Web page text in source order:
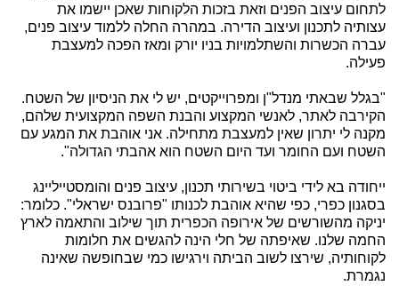
לתחום עיצוב הפנים וזאת בזכות הלקוחות שאכן יישמו את
עצותיה לתכנון ועיצוב הדירה. במהרה החלה ללמוד עיצוב פנים,
עברה הכשרות והשתלמויות בניו יורק ומאז הפכה למעצבת
פעילה.
"בגלל שבאתי מנדל"ן ומפרוייקטים, יש לי את הניסיון של השטח.
הקירבה לאתר, לאנשי המקצוע והבנת השפה המקצועית שלהם,
מקנה לי יתרון שאין למעצבת מתחילה. אני אוהבת את המגע עם
השטח ועם החומר ועד היום השטח הוא אהבתי הגדולה".
ייחודה בא לידי ביטוי בשירותי תכנון, עיצוב פנים והומסטייליינג
בסגנון כפרי, כפי שהיא אוהבת לכנותו "פרובנס ישראלי". כלומר:
יניקה מהשורשים של אירופה הכפרית תוך שילוב והתאמה לארץ
החמה שלנו. שאיפתה של חלי הינה להגשים את חלומות
לקוחותיה, שירצו לשוב הביתה וירגישו כמי שבחופשה שאינה
נגמרת.